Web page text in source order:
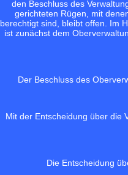
den Beschluss des
gerichteten Rügen, mit
berechtigt sind, bleibt offen. Im
ist zunächst dem
Der Beschluss des
Mit der Entscheidung über die
Die Entscheidung